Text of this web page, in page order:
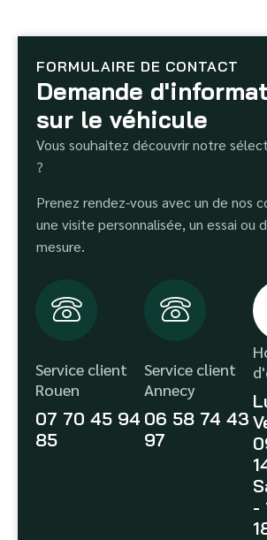
FORMULAIRE DE CONTACT
Demande
sur le véhicule
Vous souhaitez découvrir notre
?
Prenez rendez-vous avec un de nos
une visite personnalisée, un essai ou
mesure.
Service client
Rouen
07 70 45 94
85
Service client
Annecy
06 58 74 43
97
-